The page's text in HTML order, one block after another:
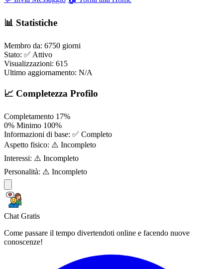
📊 Statistiche
Membro da: 6750 giorni
Stato: ✅ Attivo
Visualizzazioni: 615
Ultimo aggiornamento: N/A
📈 Completezza Profilo
Completamento 17%
0% Minimo 100%
Informazioni di base: ✅ Completo
Aspetto fisico: ⚠️ Incompleto
Interessi: ⚠️ Incompleto
Personalità: ⚠️ Incompleto
Chat Gratis
Come passare il tempo divertendoti online e facendo nuove
conoscenze!